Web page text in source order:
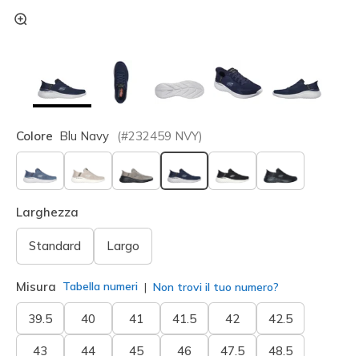
Colore Blu Navy (#232459 NVY)
selezionato
Larghezza
Standard Largo
Misura Tabella numeri Non trovi il tuo numero?
39.5 40 41 41.5 42 42.5
43 44 45 46 47.5 48.5